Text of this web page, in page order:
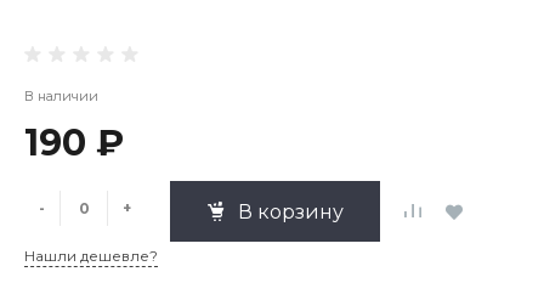
В наличии
190 ₽
- + В корзину
Нашли дешевле?